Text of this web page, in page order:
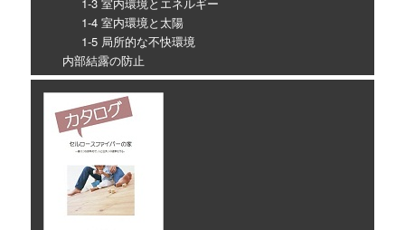
1-4 室内環境と太陽
1-5 局所的な不快環境
内部結露の防止